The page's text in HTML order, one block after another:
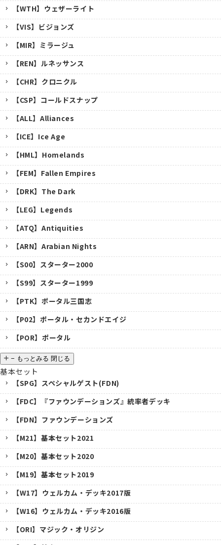
【WTH】ウェザーライト
【VIS】ビジョンズ
【MIR】ミラージュ
【REN】ルネッサンス
【CHR】クロニクル
【CSP】コールドスナップ
【ALL】Alliances
【ICE】Ice Age
【HML】Homelands
【FEM】Fallen Empires
【DRK】The Dark
【LEG】Legends
【ATQ】Antiquities
【ARN】Arabian Nights
【S00】スターター2000
【S99】スターター1999
【PTK】ポータル三国志
【P02】ポータル・セカンドエイジ
【POR】ポータル
− もっとみる 閉じる
基本セット
【SPG】スペシャルゲスト(FDN)
【FDC】『ファウンデーションズ』統率者デッキ
【FDN】ファウンデーションズ
【M21】基本セット2021
【M20】基本セット2020
【M19】基本セット2019
【W17】ウェルカム・デッキ2017版
【W16】ウェルカム・デッキ2016版
【ORI】マジック・オリジン